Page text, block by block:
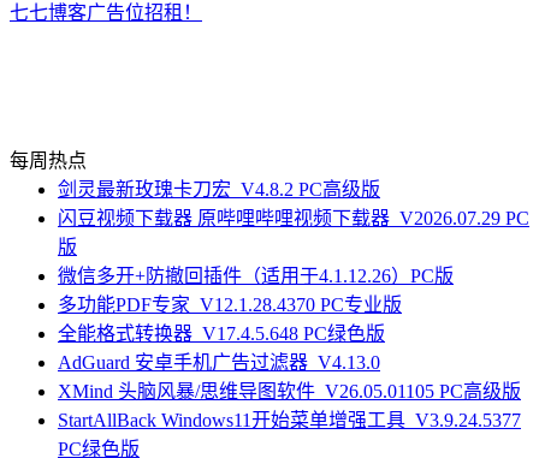
七七博客广告位招租！
每周热点
剑灵最新玫瑰卡刀宏_V4.8.2 PC高级版
闪豆视频下载器 原哔哩哔哩视频下载器_V2026.07.29 PC
版
微信多开+防撤回插件（适用于4.1.12.26）PC版
多功能PDF专家_V12.1.28.4370 PC专业版
全能格式转换器_V17.4.5.648 PC绿色版
AdGuard 安卓手机广告过滤器_V4.13.0
XMind 头脑风暴/思维导图软件_V26.05.01105 PC高级版
StartAllBack Windows11开始菜单增强工具_V3.9.24.5377
PC绿色版